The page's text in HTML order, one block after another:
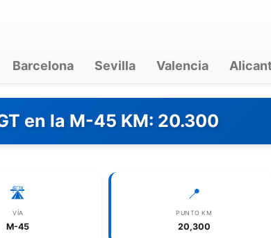
Barcelona Sevilla Valencia
en la M-45 KM: 20.300
🛣️
VÍA
M-45
📍
PUNTO KM
20,300